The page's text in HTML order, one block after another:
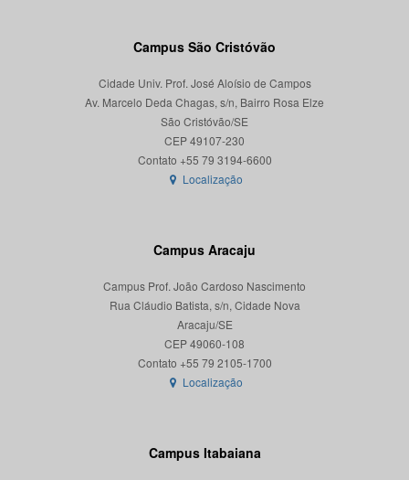
Campus São Cristóvão
Cidade Univ. Prof. José Aloísio de Campos
Av. Marcelo Deda Chagas, s/n, Bairro Rosa Elze
São Cristóvão/SE
CEP 49107-230
Localização
Campus Aracaju
Campus Prof. João Cardoso Nascimento
Rua Cláudio Batista, s/n, Cidade Nova
Aracaju/SE
CEP 49060-108
Localização
Campus Itabaiana